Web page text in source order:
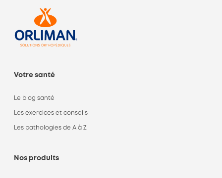
Votre santé
Le blog santé
Les exercices et conseils
Les pathologies de A à Z
Nos produits